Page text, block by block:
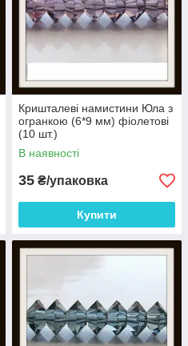
Кришталеві намистини Юла з
огранкою (6*9 мм) фіолетові
(10 шт.)
В наявності
35 ₴/упаковка
Купити